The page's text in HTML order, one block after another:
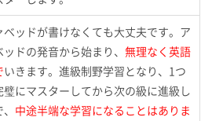
ベッドが書けなくても大丈夫です。ア
ドの発音から始まり、 無理なく英語
いきます。進級制野学習となり、1つ
璧にマスターしてから次の級に進級し
中途半端な学習になることはありま